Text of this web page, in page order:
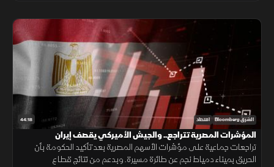
44:18 الشرق Bloomberg اقتصاد
المؤشرات المصرية تتراجع.. والجيش الأميركي يقصف إيران
تراجعات جماعية على مؤشرات الأسهم المصرية بعد تأكيد الحكومة بأن
الحريق بميناء دمياط نجم عن طائرة مسيرة. وبدعم من نتائج قطاع